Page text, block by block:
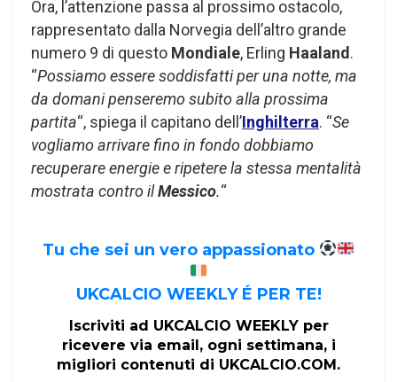
Ora, l’attenzione passa al prossimo ostacolo,
rappresentato dalla Norvegia dell’altro grande
numero 9 di questo Mondiale, Erling Haaland .
“Possiamo essere soddisfatti per una notte, ma
da domani penseremo subito alla prossima
partita“, spiega il capitano dell’Inghilterra. “Se
vogliamo arrivare fino in fondo dobbiamo
recuperare energie e ripetere la stessa mentalità
mostrata contro ilMessico.“
Tu che sei un vero appassionato
UKCALCIO WEEKLY É PER TE!
Iscriviti ad UKCALCIO WEEKLY per
ricevere via email, ogni settimana, i
migliori contenuti di UKCALCIO.COM.